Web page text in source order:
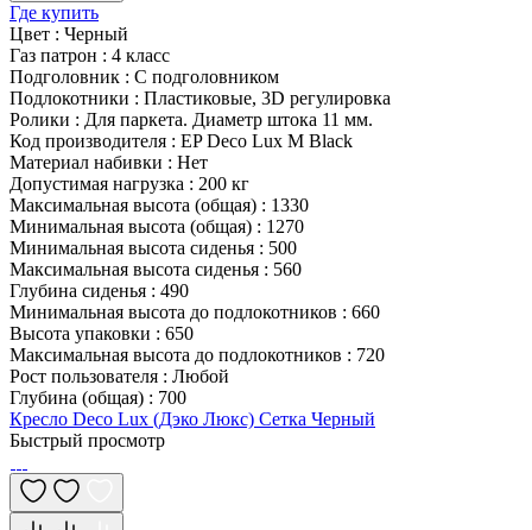
Где купить
Цвет : Черный
Газ патрон : 4 класс
Подголовник : С подголовником
Подлокотники : Пластиковые, 3D регулировка
Ролики : Для паркета. Диаметр штока 11 мм.
Код производителя : EP Deco Lux M Black
Материал набивки : Нет
Допустимая нагрузка : 200 кг
Максимальная высота (общая) : 1330
Минимальная высота (общая) : 1270
Минимальная высота сиденья : 500
Максимальная высота сиденья : 560
Глубина сиденья : 490
Минимальная высота до подлокотников : 660
Высота упаковки : 650
Максимальная высота до подлокотников : 720
Рост пользователя : Любой
Глубина (общая) : 700
Кресло Deco Lux (Дэко Люкс) Сетка Черный
Быстрый просмотр